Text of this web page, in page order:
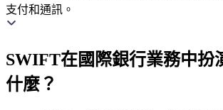
支付和通訊。
SWIFT在國際銀行業務中扮
什麼？